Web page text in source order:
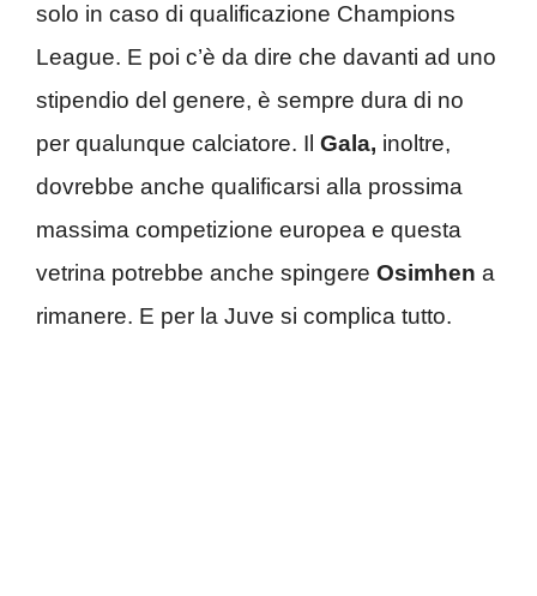
solo in caso di qualificazione Champions
League. E poi c’è da dire che davanti ad uno
stipendio del genere, è sempre dura di no
per qualunque calciatore. Il Gala, inoltre,
dovrebbe anche qualificarsi alla prossima
massima competizione europea e questa
vetrina potrebbe anche spingere Osimhen a
rimanere. E per la Juve si complica tutto.